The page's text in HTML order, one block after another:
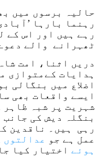
حالیہ برسوں میں
رہنما بارہا
رہے ہیں اور اس کے
ٹھہرانے والے
دریں اثنا، امت
ہدایات کےمتوازی
اضلاع میں بنگالی
ایسے واقعات بھی
شہریت پر شبہ ظاہر
بنگلہ دیش کی
رہی ہیں۔ ناقدین
عمل ہے جو
عدالتوں
ہوئے اختیار کیا